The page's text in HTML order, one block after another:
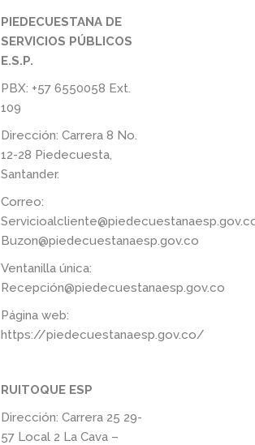
PIEDECUESTANA DE
SERVICIOS PÚBLICOS
E.S.P.
PBX: +57 6550058 Ext.
109
Dirección: Carrera 8 No.
12-28 Piedecuesta,
Santander.
Correo:
Buzon@piedecuestanaesp.gov.co
Ventanilla única:
Recepción@piedecuestanaesp.gov.co
Página web:
https://piedecuestanaesp.gov.co/
RUITOQUE ESP
Dirección: Carrera 25 29-
57 Local 2 La Cava –